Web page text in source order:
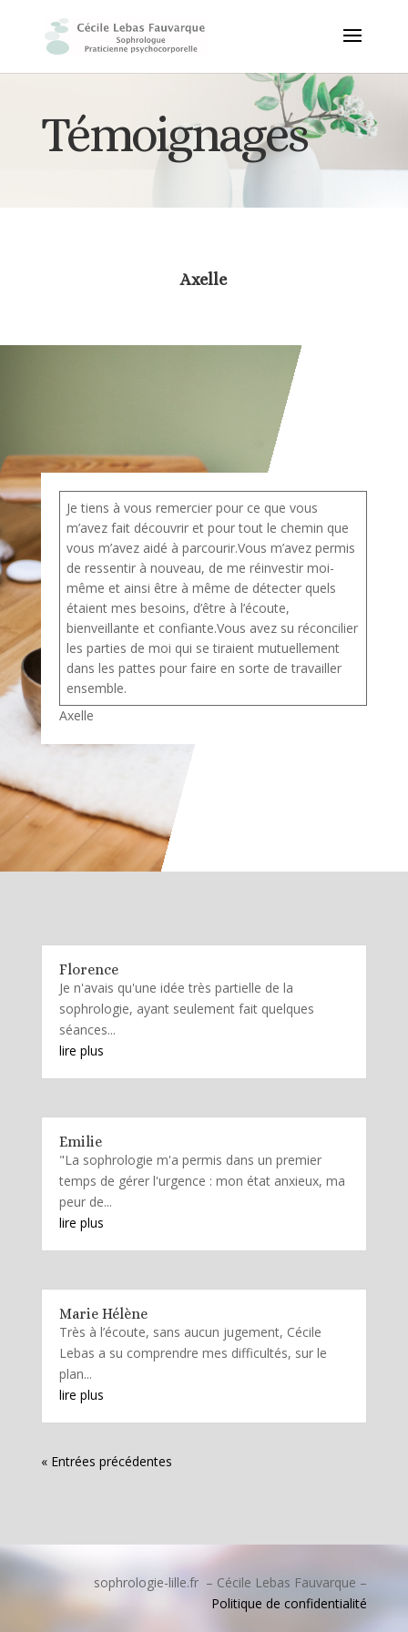
Témoignages
Axelle
Je tiens à vous remercier pour ce que vous
m’avez fait découvrir et pour tout le chemin que
vous m’avez aidé à parcourir.Vous m’avez permis
de ressentir à nouveau, de me réinvestir moi-
même et ainsi être à même de détecter quels
étaient mes besoins, d’être à l’écoute,
bienveillante et confiante.Vous avez su réconcilier
les parties de moi qui se tiraient mutuellement
dans les pattes pour faire en sorte de travailler
ensemble.
Axelle
Florence
Je n'avais qu'une idée très partielle de la
sophrologie, ayant seulement fait quelques
séances...
lire plus
Emilie
"La sophrologie m'a permis dans un premier
temps de gérer l'urgence : mon état anxieux, ma
peur de...
lire plus
Marie Hélène
Très à l’écoute, sans aucun jugement, Cécile
Lebas a su comprendre mes difficultés, sur le
plan...
lire plus
« Entrées précédentes
sophrologie-lille.fr – Cécile Lebas Fauvarque –
Politique de confidentialité